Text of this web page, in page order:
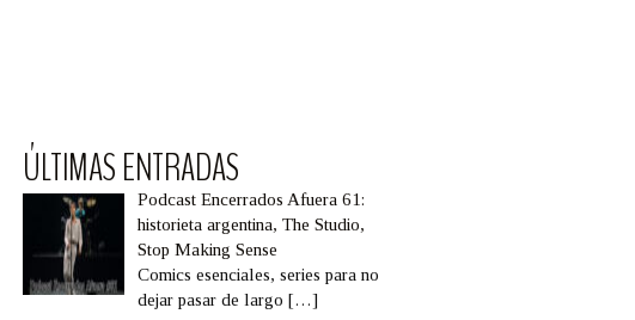
ÚLTIMAS ENTRADAS
Podcast Encerrados Afuera 61:
historieta argentina, The Studio,
Stop Making Sense
Comics esenciales, series para no
dejar pasar de largo[…]